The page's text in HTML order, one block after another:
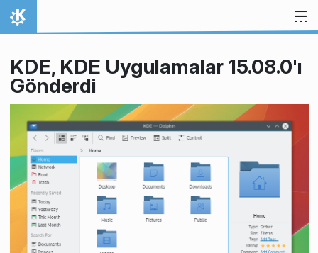
İçeriğe atla
Ana Sayfa
KDE, KDE Uygulamalar 15.08.0'ı
Gönderdi